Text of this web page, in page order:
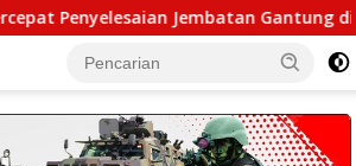
Jembatan Gantung di Ds. Jambur